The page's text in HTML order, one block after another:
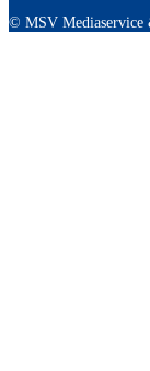
© MSV Mediaservice